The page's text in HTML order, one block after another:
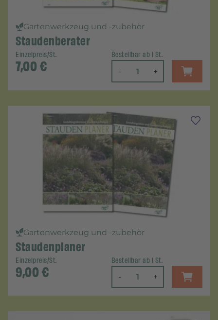
Gartenwerkzeug und -zubehör
Staudenberater
Einzelpreis/St.
7,00€
Bestellbar ab 1 St.
- +
Gartenwerkzeug und -zubehör
Staudenplaner
Einzelpreis/St.
9,00€
Bestellbar ab 1 St.
- +